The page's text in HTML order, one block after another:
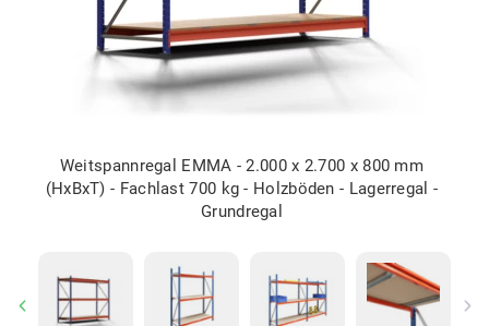
Weitspannregal EMMA - 2.000 x 2.700 x 800 mm
(HxBxT) - Fachlast 700 kg - Holzböden - Lagerregal -
Grundregal
Previous